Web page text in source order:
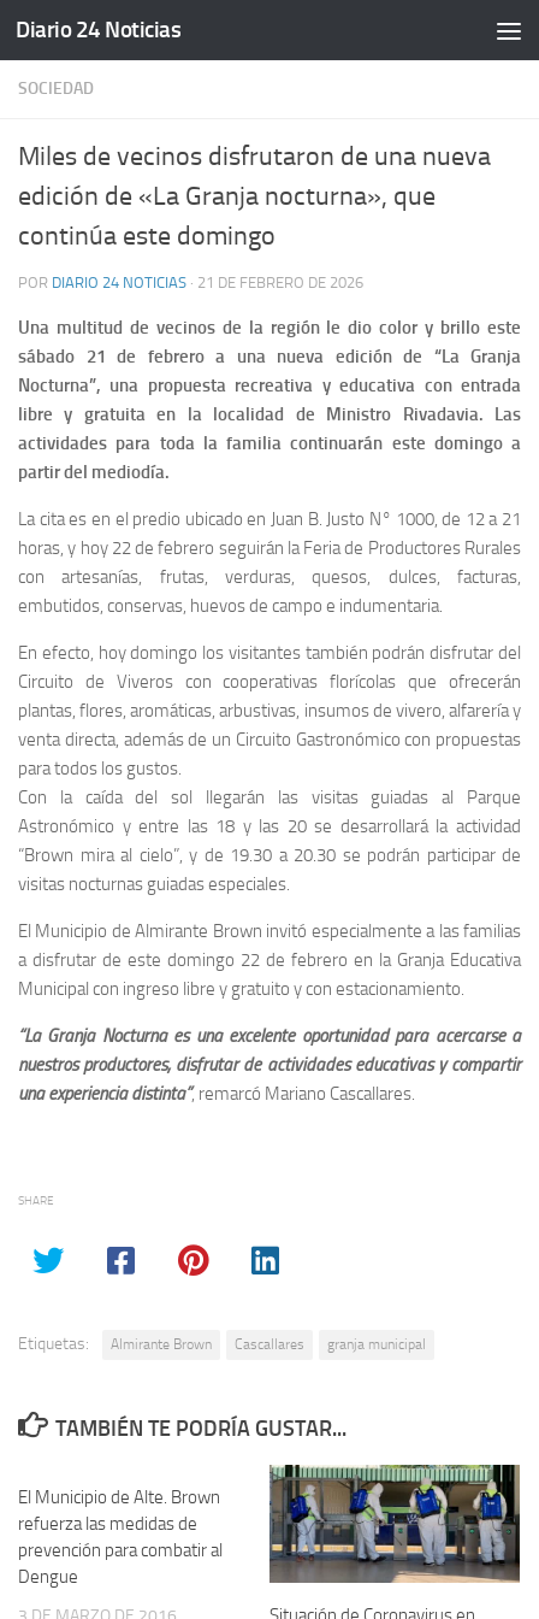
Saltar al contenido
Diario 24 Noticias
SOCIEDAD
Miles de vecinos disfrutaron de una nueva
edición de «La Granja nocturna», que
continúa este domingo
POR DIARIO 24 NOTICIAS · 21 DE FEBRERO DE 2026
Una multitud de vecinos de la región le dio color y brillo este
sábado 21 de febrero a una nueva edición de “La Granja
Nocturna”, una propuesta recreativa y educativa con entrada
libre y gratuita en la localidad de Ministro Rivadavia. Las
actividades para toda la familia continuarán este domingo a
partir del mediodía.
La cita es en el predio ubicado en Juan B. Justo N° 1000, de 12 a 21
horas, y hoy 22 de febrero seguirán la Feria de Productores Rurales
con artesanías, frutas, verduras, quesos, dulces, facturas,
embutidos, conservas, huevos de campo e indumentaria.
En efecto, hoy domingo los visitantes también podrán disfrutar del
Circuito de Viveros con cooperativas florícolas que ofrecerán
plantas, flores, aromáticas, arbustivas, insumos de vivero, alfarería y
venta directa, además de un Circuito Gastronómico con propuestas
para todos los gustos.
Con la caída del sol llegarán las visitas guiadas al Parque
Astronómico y entre las 18 y las 20 se desarrollará la actividad
“Brown mira al cielo”, y de 19.30 a 20.30 se podrán participar de
visitas nocturnas guiadas especiales.
El Municipio de Almirante Brown invitó especialmente a las familias
a disfrutar de este domingo 22 de febrero en la Granja Educativa
Municipal con ingreso libre y gratuito y con estacionamiento.
“La Granja Nocturna es una excelente oportunidad para acercarse a
nuestros productores, disfrutar de actividades educativas y compartir
una experiencia distinta”, remarcó Mariano Cascallares.
SHARE
Etiquetas: Almirante Brown Cascallares granja municipal
TAMBIÉN TE PODRÍA GUSTAR...
El Municipio de Alte. Brown
refuerza las medidas de
prevención para combatir al
Dengue